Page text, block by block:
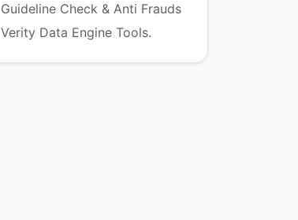
Guideline Check & Anti Frauds
Verity Data Engine Tools.